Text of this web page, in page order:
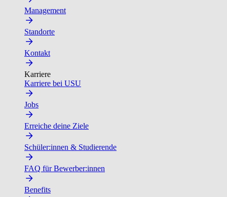
Management
Standorte
Kontakt
Karriere
Karriere bei USU
Jobs
Erreiche deine Ziele
Schüler:innen & Studierende
FAQ für Bewerber:innen
Benefits